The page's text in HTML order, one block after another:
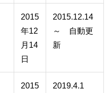
2015
年12
月14
日
2015.12.14
～ 自動更
新
2015
2019.4.1